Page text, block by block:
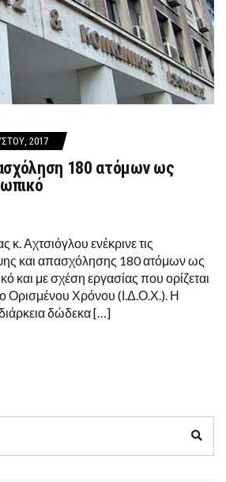
2017
180 ατόμων ως
Αχτσιόγλου ενέκρινε τις
και απασχόλησης 180 ατόμων ως
και με σχέση εργασίας που ορίζεται
Ορισμένου Χρόνου (Ι.Δ.Ο.Χ.). Η
δώδεκα […]